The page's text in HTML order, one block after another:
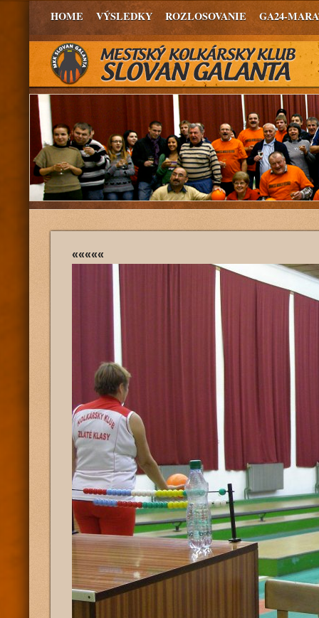
HOME VÝSLEDKY ROZLOSOVANIE GA24-
«««««